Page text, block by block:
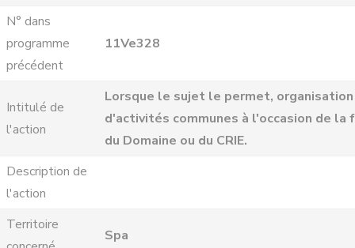
N° dans
programme
précédent
11Ve328
Intitulé de
l'action
Lorsque le sujet le permet, organisation
d'activités communes à l'occasion de la
du Domaine ou du CRIE.
Description de
l'action
Territoire
Spa